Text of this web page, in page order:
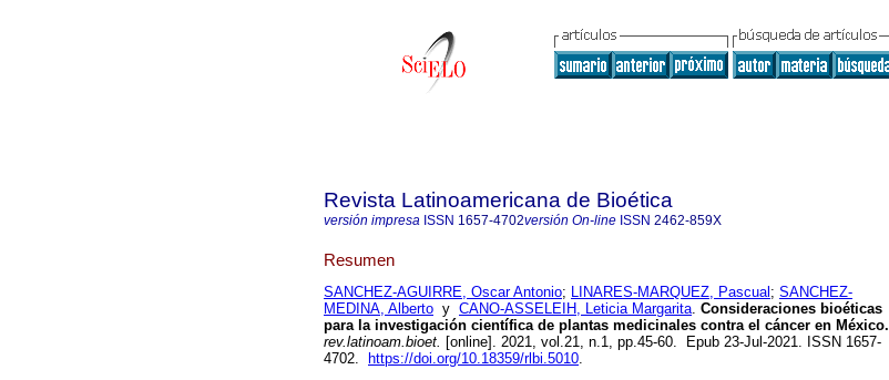
Revista Latinoamericana de Bioética
versión impresa ISSN 1657-4702versión On-line ISSN 2462-859X
Resumen
SANCHEZ-AGUIRRE, Oscar Antonio; LINARES-MARQUEZ, Pascual ; SANCHEZ-
MEDINA, Alberto y CANO-ASSELEIH, Leticia Margarita. Consideraciones bioéticas
para la investigación científica de plantas medicinales contra el cáncer en México.
rev.latinoam.bioet. [online]. 2021, vol.21, n.1, pp.45-60. Epub 23-Jul-2021. ISSN 1657-
4702.
https://doi.org/10.18359/rlbi.5010.